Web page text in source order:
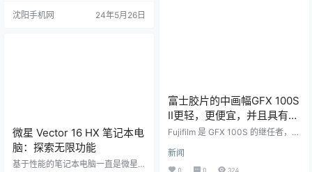
的功能。S9 的主要功能是专用的 L
沈阳手机网 24年5月26日
富士胶片的中画幅GFX 100S
II更轻，更便宜，并且具有AI
增强功能
Fujifilm 是 GFX 100S 的继任者，
能但速度较慢，是恰如其分的 GFX
100S II。新型号便宜 1,000 美元，
新闻
0 0 324
微星 Vector 16 HX 笔记本电
脑：探索无限功能
基于性能的笔记本电脑一直是微星